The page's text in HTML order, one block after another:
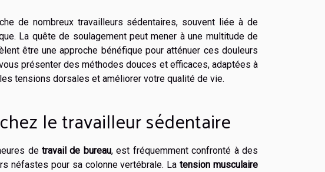
de nombreux travailleurs sédentaires, souvent liée à de
La quête de soulagement peut mener à une multitude de
être une approche bénéfique pour atténuer ces douleurs
présenter des méthodes douces et efficaces, adaptées à
tensions dorsales et améliorer votre qualité de vie.
le travailleur sédentaire
de travail de bureau, est fréquemment confronté à des
néfastes pour sa colonne vertébrale. Latension musculaire